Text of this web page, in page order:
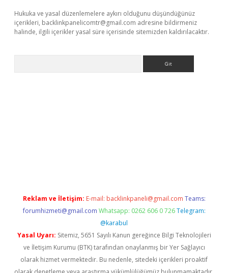
Hukuka ve yasal düzenlemelere aykırı olduğunu düşündüğünüz
içerikleri, backlinkpanelicomtr@gmail.com adresine bildirmeniz
halinde, ilgili içerikler yasal süre içerisinde sitemizden kaldırılacaktır.
Reklam ve İletişim: E-mail: backlinkpaneli@gmail.com Teams:
forumhizmeti@gmail.com Whatsapp: 0262 606 0 726 Telegram:
@karabul
Yasal Uyarı: Sitemiz, 5651 Sayılı Kanun gereğince Bilgi Teknolojileri
ve İletişim Kurumu (BTK) tarafından onaylanmış bir Yer Sağlayıcı
olarak hizmet vermektedir. Bu nedenle, sitedeki içerikleri proaktif